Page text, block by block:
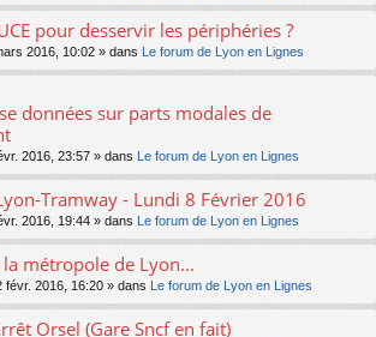
pour desservir les périphéries ?
2016, 10:02 » dans Le forum de Lyon en Lignes
données sur parts modales de
2016, 23:57 » dans Le forum de Lyon en Lignes
Tramway - Lundi 8 Février 2016
2016, 19:44 » dans Le forum de Lyon en Lignes
la métropole de Lyon...
févr. 2016, 16:20 » dans Le forum de Lyon en Lignes
Orsel (Gare Sncf en fait)